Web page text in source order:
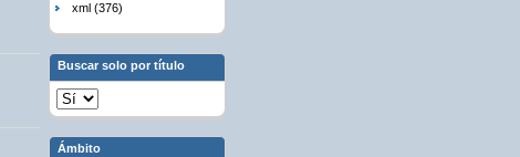
xml (376)
Buscar solo por título
Ámbito